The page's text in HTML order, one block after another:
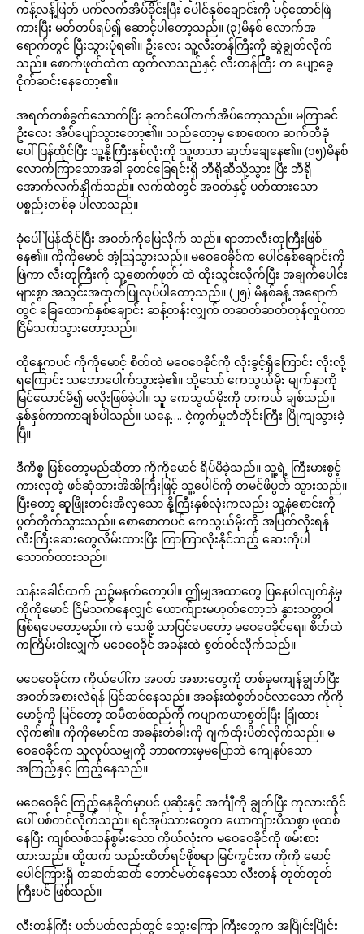
ကန့်လန့်ဖြတ် ပက်လက်အိပ်ခိုင်းပြီး ပေါင်နှစ်ချောင်းကို ပင့်ထောင်ဖြဲ
ကားပြီး မတ်တပ်ရပ်၍ ဆောင့်ပါတော့သည်။ (၃)မိနစ် လောက်အ
ရောက်တွင် ပြီးသွားပုံရ၏။ ဦးလေး သူ့လီးတန်ကြီးကို ဆွဲချွတ်လိုက်
သည်။ စောက်ဖုတ်ထဲက ထွက်လာသည်နှင့် လီးတန်ကြီး က ပျော့ခွေ
ငိုက်ဆင်းနေတော့၏။
အရက်တစ်ခွက်သောက်ပြီး ခုတင်ပေါ်တက်အိပ်တော့သည်။ မကြာခင်
ဦးလေး အိပ်ပျော်သွားတော့၏။ သည်တော့မှ စောစောက ဆက်တီခုံ
ပေါ်ပြန်ထိုင်ပြီး သူ့နို့ကြီးနှစ်လုံးကို သူ့ဖာသာ ဆုတ်ချေနေ၏။ (၁၅)မိနစ်
လောက်ကြာသောအခါ ခုတင်ခြေရင်းရှိ ဘီရိုဆီသို့သွား ပြီး ဘီရို
အောက်လက်နှိုက်သည်။ လက်ထဲတွင် အဝတ်နှင့် ပတ်ထားသော
ပစ္စည်းတစ်ခု ပါလာသည်။
ခုံပေါ်ပြန်ထိုင်ပြီး အဝတ်ကိုဖြေလိုက် သည်။ ရာဘာလီးတုကြီးဖြစ်
နေ၏။ ကိုကိုမောင် အံ့သြသွားသည်။ မဝေဝေခိုင်က ပေါင်နှစ်ချောင်းကို
ဖြဲကာ လီးတုကြီးကို သူ့စောက်ဖုတ် ထဲ ထိုးသွင်းလိုက်ပြီး အချက်ပေါင်း
များစွာ အသွင်းအထုတ်ပြုလုပ်ပါတော့သည်။ (၂၅) မိနစ်ခန့် အရောက်
တွင် ခြေထောက်နှစ်ချောင်း ဆန့်တန်းလျှက် တဆတ်ဆတ်တုန်လှုပ်ကာ
ငြိမ်သက်သွားတော့သည်။
ထိုနေ့ကပင် ကိုကိုမောင့် စိတ်ထဲ မဝေဝေခိုင်ကို လိုးခွင့်ရှိကြောင်း လိုးလို့
ရကြောင်း သဘောပေါက်သွားခဲ့၏။ သို့သော် ကေသွယ်မိုး မျက်နှာကို
မြင်ယောင်မိ၍ မလိုးဖြစ်ခဲ့ပါ။ သူ ကေသွယ်မိုးကို တကယ် ချစ်သည်။
နှစ်နှစ်ကာကာချစ်ပါသည်။ ယနေ့…. ငဲ့ကွက်မှုတံတိုင်းကြီး ပြိုကျသွားခဲ့
ပြီ။
ဒီကိစ္စ ဖြစ်တော့မည်ဆိုတာ ကိုကိုမောင် ရိပ်မိခဲ့သည်။ သူ့ရဲ့ ကြီးမားစွင့်
ကားလှတဲ့ ဖင်ဆုံသားအိအိကြီးဖြင့် သူ့ပေါင်ကို တမင်ဖိပွတ် သွားသည်။
ပြီးတော့ ဆူဖြိုးတင်းအိလှသော နို့ကြီးနှစ်လုံးကလည်း သူ့နံစောင်းကို
ပွတ်တိုက်သွားသည်။ စောစောကပင် ကေသွယ်မိုးကို အပြတ်လိုးရန်
လီးကြီးဆေးတွေလိမ်းထားပြီး ကြာကြာလိုးနိုင်သည့် ဆေးကိုပါ
သောက်ထားသည်။
သန်းခေါင်ထက် ညဉ့်မနက်တော့ပါ။ ဤမျှအထာတွေ ပြနေပါလျက်နဲ့မှ
ကိုကိုမောင် ငြိမ်သက်နေလျှင် ယောက်ျားမဟုတ်တော့ဘဲ နွားသတ္တဝါ
ဖြစ်ရပေတော့မည်။ ကဲ သေဖို့ သာပြင်ပေတော့ မဝေဝေခိုင်ရေ။ စိတ်ထဲ
ကကြိမ်းဝါးလျှက် မဝေဝေခိုင် အခန်းထဲ စွတ်ဝင်လိုက်သည်။
မဝေဝေခိုင်က ကိုယ်ပေါ်က အဝတ် အစားတွေကို တစ်ခုမကျန်ချွတ်ပြီး
အဝတ်အစားလဲရန် ပြင်ဆင်နေသည်။ အခန်းထဲစွတ်ဝင်လာသော ကိုကို
မောင့်ကို မြင်တော့ ထမီတစ်ထည်ကို ကပျာကယာစွတ်ပြီး ခြုံထား
လိုက်၏။ ကိုကိုမောင်က အခန်းတံခါးကို ဂျက်ထိုးပိတ်လိုက်သည်။ မ
ဝေဝေခိုင်က သူလုပ်သမျှကို ဘာစကားမှမပြောဘဲ ကျေနပ်သော
အကြည့်နှင့် ကြည့်နေသည်။
မဝေဝေခိုင် ကြည့်နေခိုက်မှာပင် ပုဆိုးနှင့် အင်္ကျီကို ချွတ်ပြီး ကုလားထိုင်
ပေါ် ပစ်တင်လိုက်သည်။ ရင်အုပ်သားတွေက ယောကျ်ားပီသစွာ ဖုထစ်
နေပြီး ကျစ်လစ်သန်စွမ်းသော ကိုယ်လုံးက မဝေဝေခိုင်ကို ဖမ်းစား
ထားသည်။ ထို့ထက် သည်းထိတ်ရင်ဖိုစရာ မြင်ကွင်းက ကိုကို မောင့်
ပေါင်ကြားရှိ တဆတ်ဆတ် တောင်မတ်နေသော လီးတန် တုတ်တုတ်
ကြီးပင် ဖြစ်သည်။
လီးတန်ကြီး ပတ်ပတ်လည်တွင် သွေးကြော ကြီးတွေက အပြိုင်းပြိုင်း